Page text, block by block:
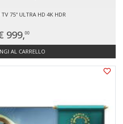
75'' ULTRA HD 4K HDR
999,00
AL CARRELLO